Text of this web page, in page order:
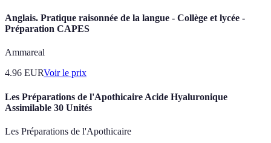
Anglais. Pratique raisonnée de la langue - Collège et lycée -
Préparation CAPES
Ammareal
4.96 EURVoir le prix
Les Préparations de l'Apothicaire Acide Hyaluronique
Assimilable 30 Unités
Les Préparations de l'Apothicaire